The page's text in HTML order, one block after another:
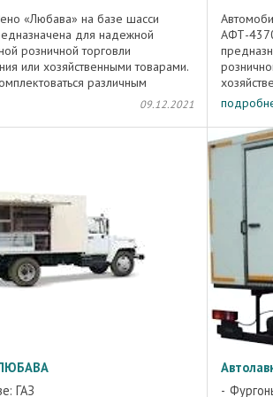
«Любава» на базе шасси
для надежной
розничной торговли
или хозяйственными товарами.
различным
техническому ... 09.12.2021
АФТ-
ЛЮБАВА
ГАЗ